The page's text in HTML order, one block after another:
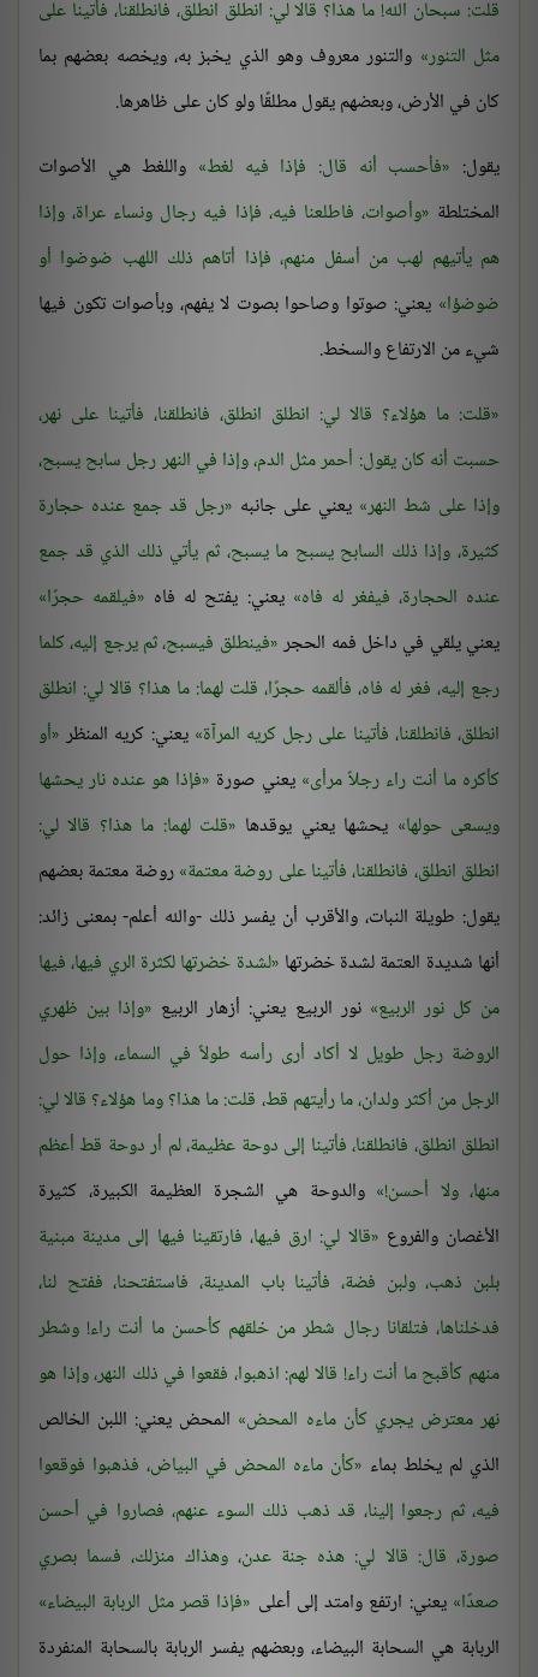
قلت: سبحان الله! ما هذا؟ قالا لي: انطلق انطلق، فانطلقنا، فأتينا على
مثل التنور والتنور معروف وهو الذي يخبز به، ويخصه بعضهم بما
كان في الأرض، وبعضهم يقول مطلقًا ولو كان على ظاهرها.
يقول:
فأحسب أنه قال: فإذا فيه لغط
واللغط هي الأصوات
المختلطة وأصوات، فاطلعنا فيه، فإذا فيه رجال ونساء عراة، وإذا
هم يأتيهم لهب من أسفل منهم، فإذا أتاهم ذلك اللهب ضوضوا أو
ضوضؤا يعني: صوتوا وصاحوا بصوت لا يفهم، وبأصوات تكون فيها
شيء من الارتفاع والسخط.
قلت: ما هؤلاء؟ قالا لي: انطلق انطلق، فانطلقنا، فأتينا على نهر،
حسبت أنه كان يقول: أحمر مثل الدم، وإذا في النهر رجل سابح يسبح،
وإذا على شط النهر يعني على جانبه رجل قد جمع عنده حجارة
كثيرة، وإذا ذلك السابح يسبح ما يسبح، ثم يأتي ذلك الذي قد جمع
عنده الحجارة، فيفغر له فاه يعني: يفتح له فاه فيلقمه حجرًا
يعني يلقي في داخل فمه الحجر فينطلق فيسبح، ثم يرجع إليه، كلما
رجع إليه، فغر له فاه، فألقمه حجرًا، قلت لهما: ما هذا؟ قالا لي: انطلق
انطلق، فانطلقنا، فأتينا على رجل كريه المرآة يعني: كريه المنظر أو
كأكره ما أنت راء رجلاً مرأى يعني صورة فإذا هو عنده نار يحشها
ويسعى حولها يحشها يعني يوقدها قلت لهما: ما هذا؟ قالا لي:
انطلق انطلق، فانطلقنا، فأتينا على روضة معتمة روضة معتمة بعضهم
يقول: طويلة النبات، والأقرب أن يفسر ذلك -والله أعلم- بمعنى زائد:
أنها شديدة العتمة لشدة خضرتها لشدة خضرتها لكثرة الري فيها، فيها
من كل نور الربيع نور الربيع يعني: أزهار الربيع وإذا بين ظهري
الروضة رجل طويل لا أكاد أرى رأسه طولاً في السماء، وإذا حول
الرجل من أكثر ولدان، ما رأيتهم قط، قلت: ما هذا؟ وما هؤلاء؟ قالا لي:
انطلق انطلق، فانطلقنا، فأتينا إلى دوحة عظيمة، لم أر دوحة قط أعظم
منها، ولا أحسن!
والدوحة هي الشجرة العظيمة الكبيرة، كثيرة
الأغصان والفروع قالا لي: ارق فيها، فارتقينا فيها إلى مدينة مبنية
بلبن ذهب، ولبن فضة، فأتينا باب المدينة، فاستفتحنا، ففتح لنا،
فدخلناها، فتلقانا رجال شطر من خلقهم كأحسن ما أنت راء! وشطر
منهم كأقبح ما أنت راء! قالا لهم: اذهبوا، فقعوا في ذلك النهر، وإذا هو
نهر معترض يجري كأن ماءه المحض المحض يعني: اللبن الخالص
الذي لم يخلط بماء كأن ماءه المحض في البياض، فذهبوا فوقعوا
فيه، ثم رجعوا إلينا، قد ذهب ذلك السوء عنهم، فصاروا في أحسن
صورة، قال: قالا لي: هذه جنة عدن، وهذاك منزلك، فسما بصري
صعدًا يعني: ارتفع وامتد إلى أعلى فإذا قصر مثل الربابة البيضاء
الربابة هي السحابة البيضاء، وبعضهم يفسر الربابة بالسحابة المنفردة